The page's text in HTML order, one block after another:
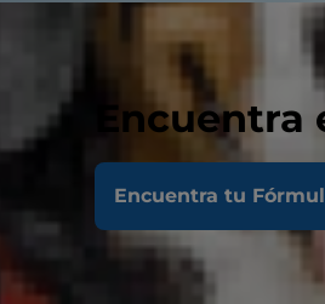
Encuentra tu